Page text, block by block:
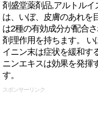
剤盛堂薬剤品,アルトルイ
は、いぼ、皮膚のあれを
は2種の有効成分が配合
剤理作用を持ちます。
イニン末は症状を緩和す
ニンエキスは効果を発揮
す。
スポンサーリンク